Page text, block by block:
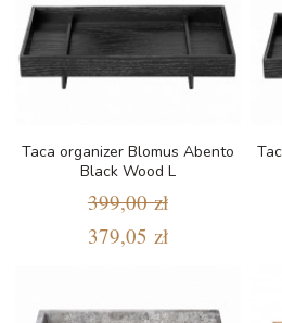
Taca organizer Blomus Abento
Black Wood L
399,00 zł
379,05 zł